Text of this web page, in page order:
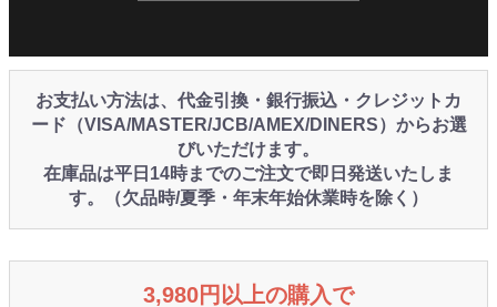
お支払い方法は、代金引換・銀行振込・クレジットカ
ード（VISA/MASTER/JCB/AMEX/DINERS）からお選
びいただけます。
在庫品は平日14時までのご注文で即日発送いたしま
す。（欠品時/夏季・年末年始休業時を除く）
3,980円以上の購入で